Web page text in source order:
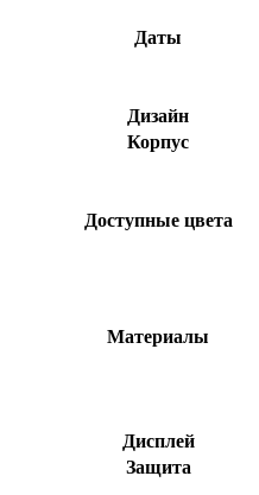
Даты
Дизайн
Корпус
Доступные цвета
Материалы
Дисплей
Защита